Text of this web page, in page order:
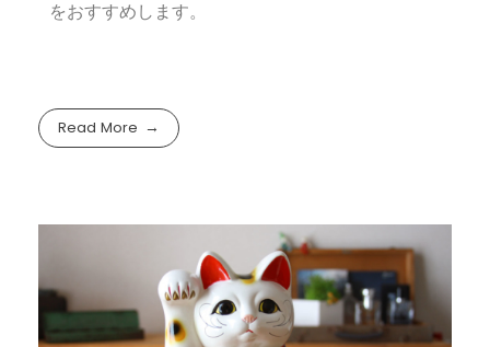
をおすすめします。
Read More